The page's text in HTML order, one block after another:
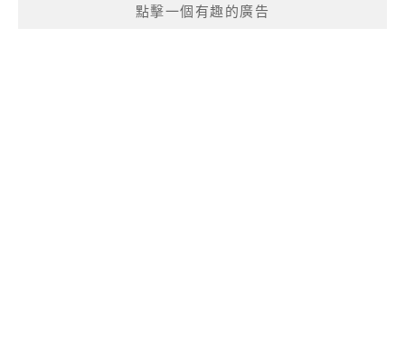
點擊一個有趣的廣告